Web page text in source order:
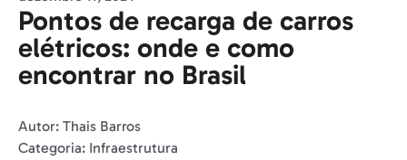
Pontos de recarga de carros
elétricos: onde e como
encontrar no Brasil
Autor: Thais Barros
Categoria: Infraestrutura